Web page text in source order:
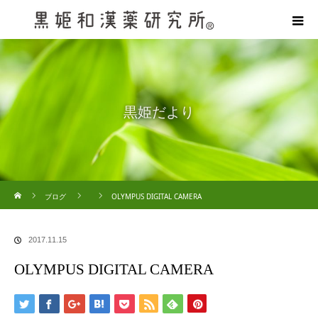
黒姫だより
ブログ
OLYMPUS DIGITAL CAMERA
2017.11.15
OLYMPUS DIGITAL CAMERA